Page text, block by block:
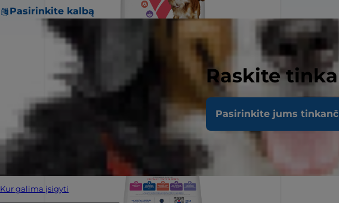
Pasirinkite kalbą
Raskite
Pasirinkite jums
Kur galima įsigyti